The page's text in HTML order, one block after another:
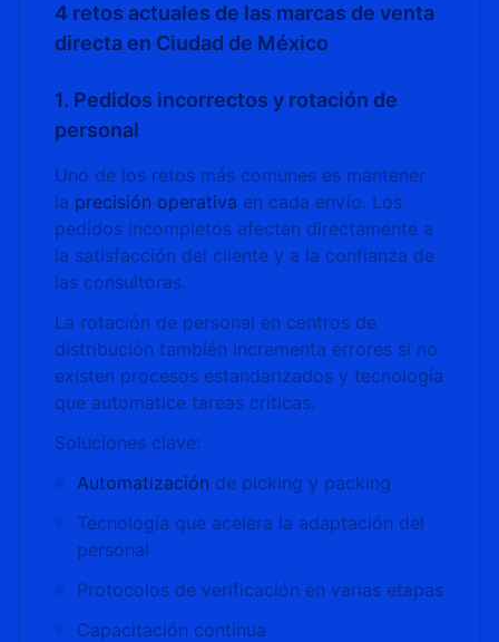
4 retos actuales de las marcas de venta
directa en Ciudad de México
1. Pedidos incorrectos y rotación de
personal
Uno de los retos más comunes es mantener
la precisión operativa en cada envío. Los
pedidos incompletos afectan directamente a
la satisfacción del cliente y a la confianza de
las consultoras.
La rotación de personal en centros de
distribución también incrementa errores si no
existen procesos estandarizados y tecnología
que automatice tareas críticas.
Soluciones clave:
Automatización de picking y packing
Tecnología que acelera la adaptación del
personal
Protocolos de verificación en varias etapas
Capacitación continua